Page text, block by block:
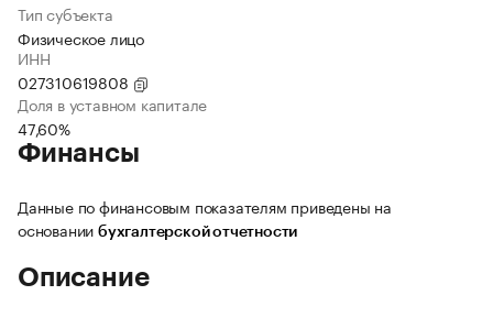
Тип субъекта
Физическое лицо
ИНН
027310619808
Доля в уставном капитале
47,60%
Финансы
Данные по финансовым показателям приведены на
основании бухгалтерской отчетности
Описание